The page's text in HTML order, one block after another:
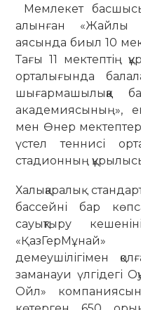
Мемлекет
алынған «Жайлы
аясында биыл 10
Тағы 11 мектептің
орталығында
шығармашылыққа
академиясының»,
мен Өнер
үстел теннисі
стадионның
Халықаралық
бассейні бар
сауықтыру
демеушілігімен
заманауи үлгідегі
Ойл»